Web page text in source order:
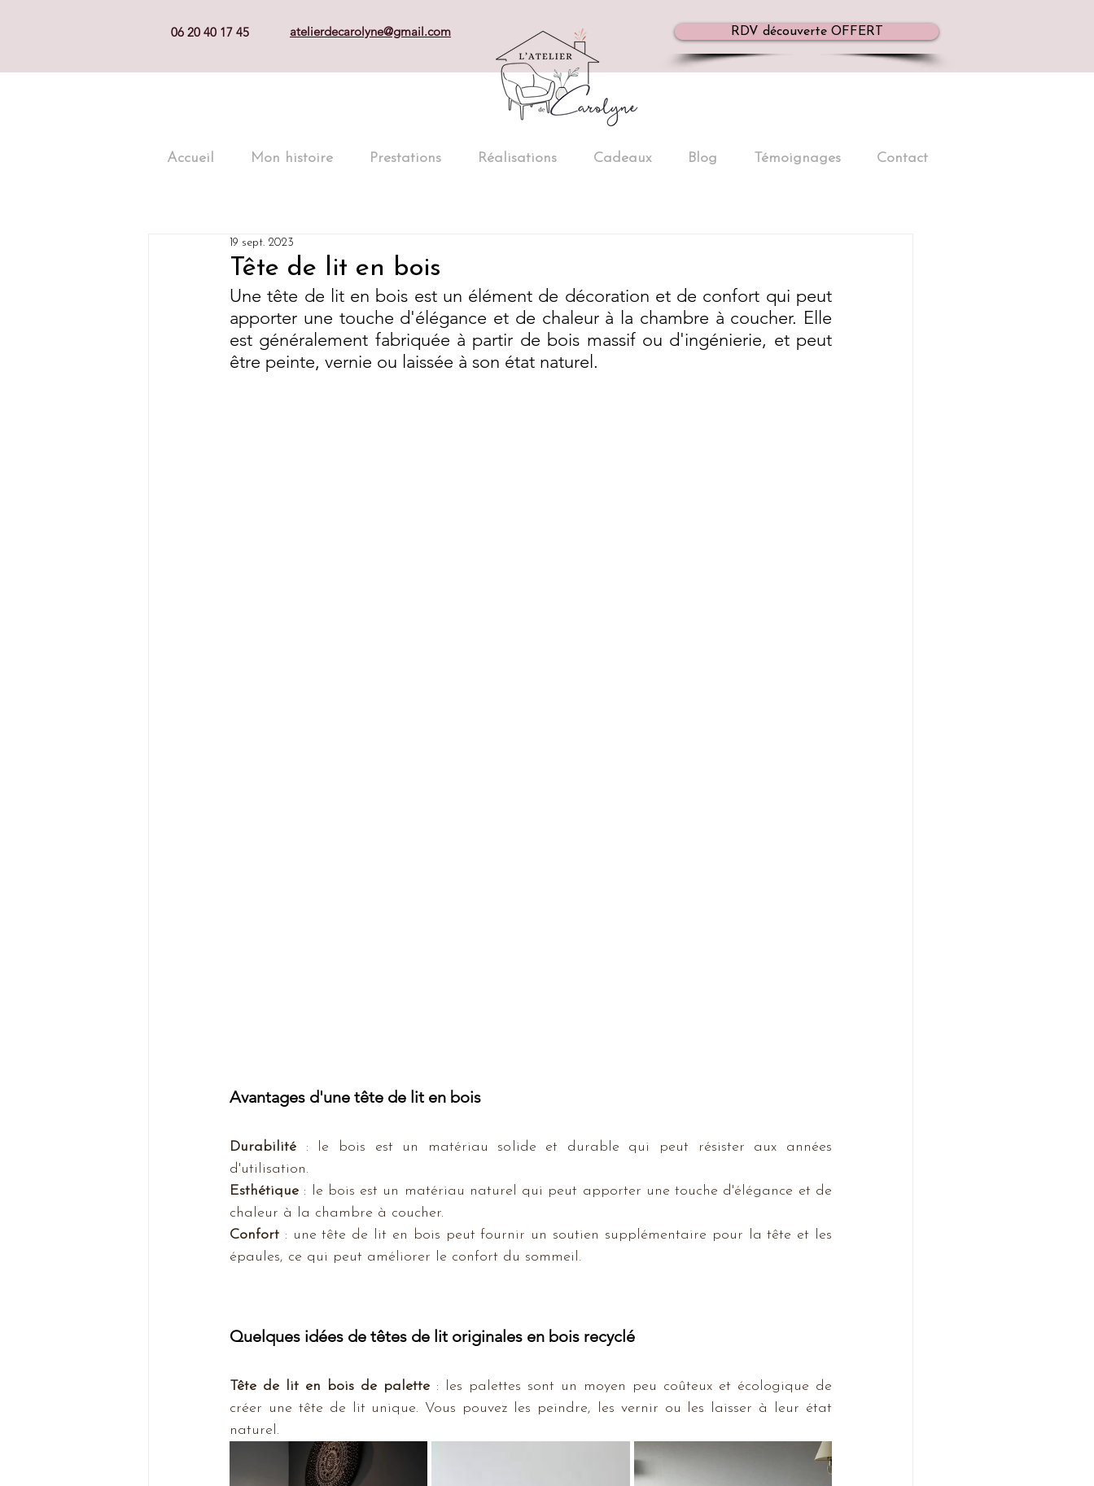
06 20 40 17 45 atelierdecarolyne@gmail.com RDV découverte OFFERT
Accueil Mon histoire Prestations Réalisations Cadeaux Blog Témoignages Contact
Tête de lit en bois
19 sept. 2023
Une tête de lit en bois est un élément de décoration et de confort qui peut
apporter une touche d'élégance et de chaleur à la chambre à coucher. Elle
est généralement fabriquée à partir de bois massif ou d'ingénierie, et peut
être peinte, vernie ou laissée à son état naturel.
Avantages d'une tête de lit en bois
Durabilité : le bois est un matériau solide et durable qui peut résister aux années
d'utilisation.
Esthétique : le bois est un matériau naturel qui peut apporter une touche d'élégance et de
chaleur à la chambre à coucher.
Confort : une tête de lit en bois peut fournir un soutien supplémentaire pour la tête et les
épaules, ce qui peut améliorer le confort du sommeil.
Quelques idées de têtes de lit originales en bois recyclé
Tête de lit en bois de palette : les palettes sont un moyen peu coûteux et écologique de
créer une tête de lit unique. Vous pouvez les peindre, les vernir ou les laisser à leur état
naturel.